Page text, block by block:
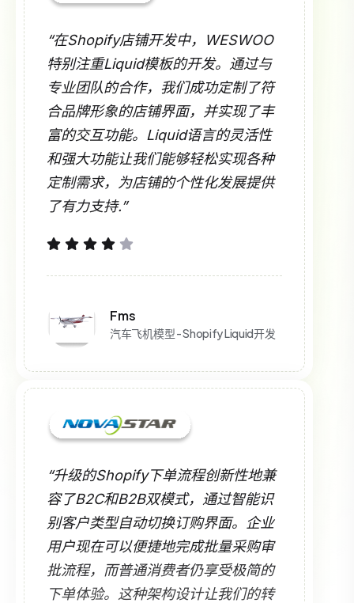
“在Shopify店铺开发中，WESWOO
特别注重Liquid模板的开发。通过与
专业团队的合作，我们成功定制了符
合品牌形象的店铺界面，并实现了丰
富的交互功能。Liquid语言的灵活性
和强大功能让我们能够轻松实现各种
定制需求，为店铺的个性化发展提供
了有力支持.”
Fms
汽车飞机模型 - Shopify Liquid开发
“升级的Shopify下单流程创新性地兼
容了B2C和B2B双模式，通过智能识
别客户类型自动切换订购界面。企业
用户现在可以便捷地完成批量采购审
批流程，而普通消费者仍享受极简的
下单体验。这种架构设计让我们的转